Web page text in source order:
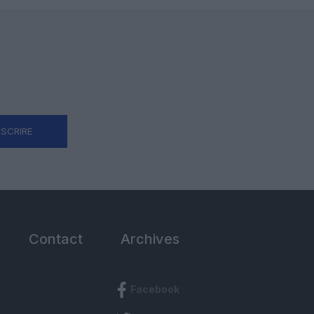
Contact Archives